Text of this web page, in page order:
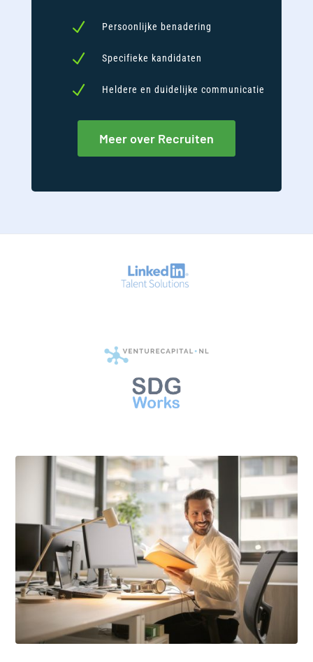
N Persoonlijke benadering
N Specifieke kandidaten
N Heldere en duidelijke communicatie
Meer over Recruiten